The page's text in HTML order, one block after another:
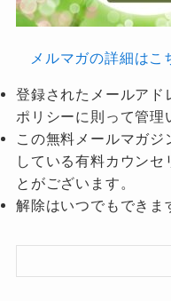
メルマガの詳細はこ
登録されたメールアド
ポリシーに則って管理
この無料メールマガ
している有料カウンセ
とがございます。
解除はいつでもできま